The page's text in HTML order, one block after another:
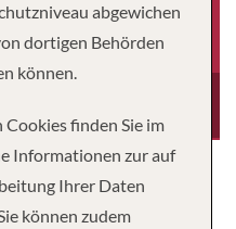
Besatzung
der neuesten
unter Schweizer Flagge und
abgewichen
dortigen Behörden
können.
finden Sie im
Informationen zur auf
Ihrer Daten
können zudem